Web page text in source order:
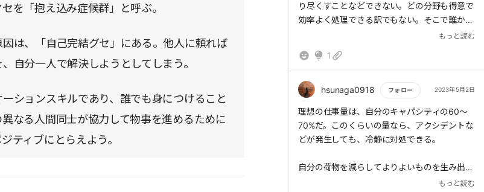
を「抱え込み症候群」と呼ぶ。
は、「自己完結グセ」にある。他人に頼れば
自分一人で解決しようとしてしまう。
ションスキルであり、誰でも身につけること
なる人間同士が協力して物事を進めるために
ティブにとらえよう。
り尽くすことなどできない。どの分野も得意で
効率よく処理できる訳でもない。そこで誰かを
で…といいところが沢山ある反面、抱え込んで
も言える。そういう人は、他者との関わりが上
に、また頼まれたことを受けてしまうという悪
循環に陥ってしまう。自己中心性からの脱却
が、本書で言われている「成熟」ということな
もっと読む
1
hsunaga0918 フォロー 2023年5月2日
もっと読む
理想の仕事量は、自分のキャパシティの60～
70%だ。このくらいの量なら、アクシデントな
どが発生しても、冷静に対処できる。
自分の荷物を減らしてよりよいものを生み出せ
もっと読む